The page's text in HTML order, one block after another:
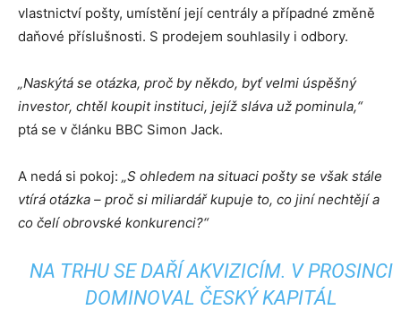
vlastnictví pošty, umístění její centrály a případné změně
daňové příslušnosti. S prodejem souhlasily i odbory.
„Naskýtá se otázka, proč by někdo, byť velmi úspěšný
investor, chtěl koupit instituci, jejíž sláva už pominula,“
ptá se v článku BBC Simon Jack.
A nedá si pokoj: „S ohledem na situaci pošty se však stále
vtírá otázka – proč si miliardář kupuje to, co jiní nechtějí a
co čelí obrovské konkurenci?“
NA TRHU SE DAŘÍ AKVIZICÍM. V PROSINCI
DOMINOVAL ČESKÝ KAPITÁL